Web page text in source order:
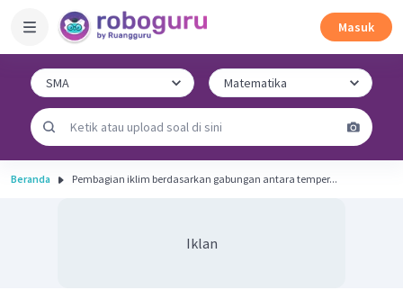
Masuk
Beranda Pembagian iklim berdasarkan gabungan antara temper...
Iklan